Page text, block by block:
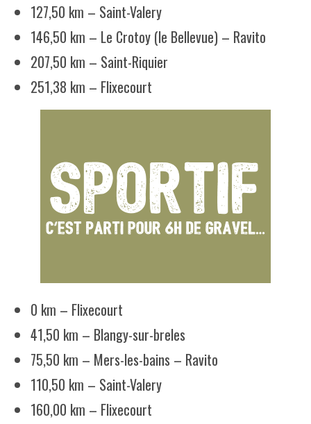
127,50 km – Saint-Valery
146,50 km – Le Crotoy (le Bellevue) – Ravito
207,50 km – Saint-Riquier
251,38 km – Flixecourt
0 km – Flixecourt
41,50 km – Blangy-sur-breles
75,50 km – Mers-les-bains – Ravito
110,50 km – Saint-Valery
160,00 km – Flixecourt